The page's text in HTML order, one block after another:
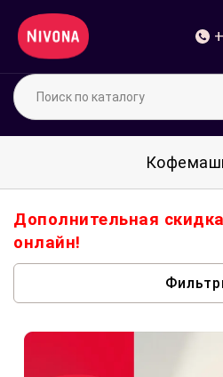
Поиск по каталогу
Дополнительная
онлайн!